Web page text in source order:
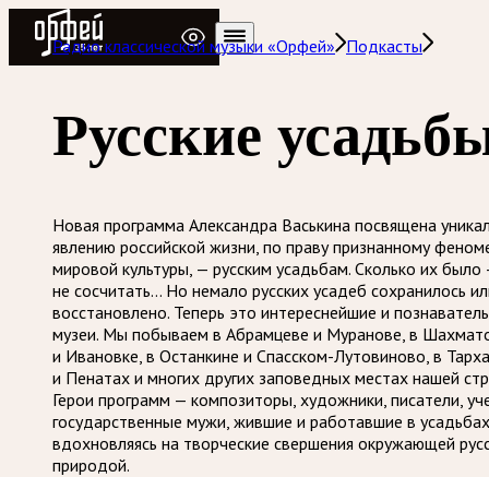
Радио Орфей
Радио классической музыки «Орфей» Подкасты
Русские
Новая программа Александра Васькина посвящена
явлению российской жизни, по праву признанному
мировой культуры, — русским усадьбам. Сколько их было
не сосчитать… Но немало русских усадеб сохранилось
восстановлено. Теперь это интереснейшие и
музеи. Мы побываем в Абрамцеве и Муранове, в
и Ивановке, в Останкине и Спасском-Лутовиново, в
и Пенатах и многих других заповедных местах нашей
Герои программ — композиторы, художники, писатели,
государственные мужи, жившие и работавшие в
вдохновляясь на творческие свершения окружающей
природой.